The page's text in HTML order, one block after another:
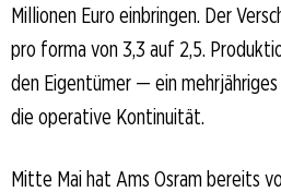
Millionen Euro einbringen. Der
pro forma von 3,3 auf 2,5.
den Eigentümer — ein
die operative Kontinuität.
Mitte Mai hat Ams Osram bereits